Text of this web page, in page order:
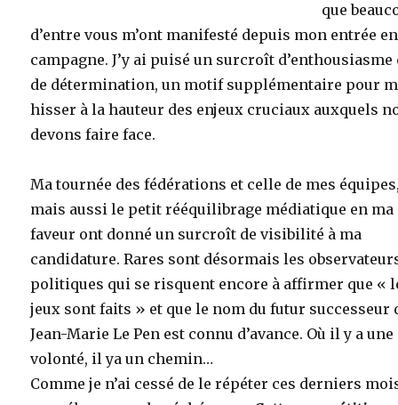
que
d’entre vous m’ont manifesté depuis mon entrée en
campagne. J’y ai puisé un surcroît d’enthousiasme
de détermination, un motif supplémentaire pour
hisser à la hauteur des enjeux cruciaux auxquels
devons faire face.
Ma tournée des fédérations et celle de mes
mais aussi le petit rééquilibrage médiatique en ma
faveur ont donné un surcroît de visibilité à ma
candidature. Rares sont désormais les
politiques qui se risquent encore à affirmer que «
jeux sont faits » et que le nom du futur successeur
Jean-Marie Le Pen est connu d’avance. Où il y a une
volonté, il ya un chemin…
Comme je n’ai cessé de le répéter ces derniers